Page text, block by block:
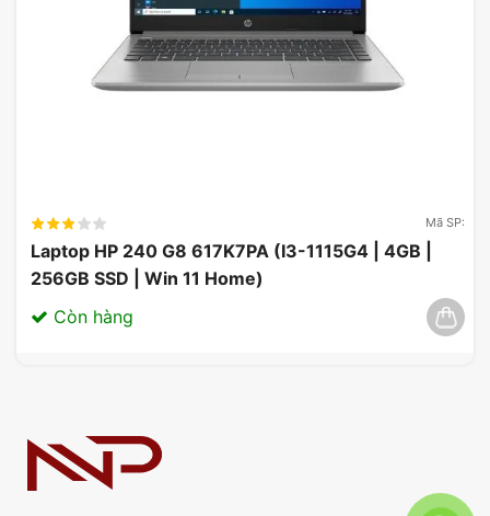
Mã SP:
Laptop HP 240 G8 617K7PA (I3-1115G4 | 4GB |
256GB SSD | Win 11 Home)
Còn hàng